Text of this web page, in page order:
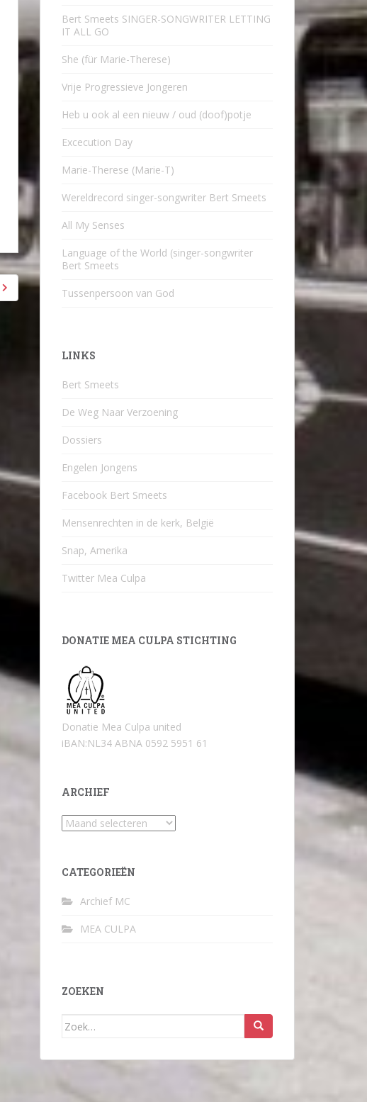
Bert Smeets SINGER-SONGWRITER LETTING
IT ALL GO
She (für Marie-Therese)
Vrije Progressieve Jongeren
Heb u ook al een nieuw / oud (doof)potje
Excecution Day
Marie-Therese (Marie-T)
Wereldrecord singer-songwriter Bert Smeets
All My Senses
Language of the World (singer-songwriter
Bert Smeets
Tussenpersoon van God
LINKS
Bert Smeets
De Weg Naar Verzoening
Dossiers
Engelen Jongens
Facebook Bert Smeets
Mensenrechten in de kerk, België
Snap, Amerika
Twitter Mea Culpa
DONATIE MEA CULPA STICHTING
Donatie Mea Culpa united
iBAN:NL34 ABNA 0592 5951 61
ARCHIEF
Archief
CATEGORIEËN
Archief MC
MEA CULPA
ZOEKEN
Zoek